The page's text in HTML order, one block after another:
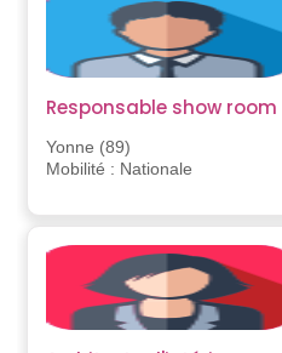
Responsable show room
Yonne (89)
Mobilité : Nationale